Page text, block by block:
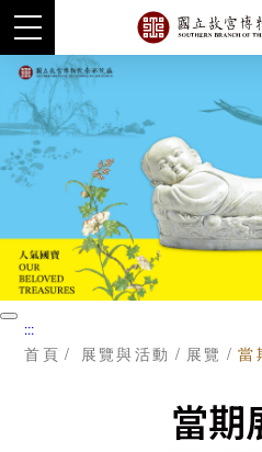
跳
主
要
內
容
暫
停
:::
首頁 展覽與活動 展覽 當
當期